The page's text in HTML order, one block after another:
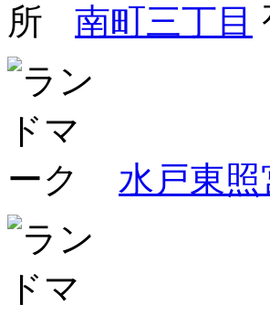
南町三丁目
水戸東照